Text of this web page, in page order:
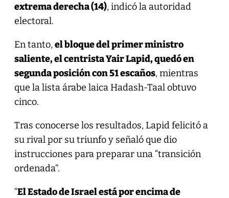
extrema derecha (14), indicó la autoridad
electoral.
En tanto,el bloque del primer ministro
saliente, el centrista Yair Lapid, quedó en
segunda posición con 51 escaños, mientras
que la lista árabe laica Hadash-Taal obtuvo
cinco.
Tras conocerse los resultados, Lapid felicitó a
su rival por su triunfo y señaló que dio
instrucciones para preparar una “transición
ordenada”.
“El Estado de Israel está por encima de